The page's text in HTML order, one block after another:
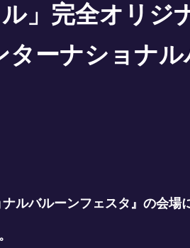
」完全オリジ
ターナショナ
ルバルーンフェスタ』の会場